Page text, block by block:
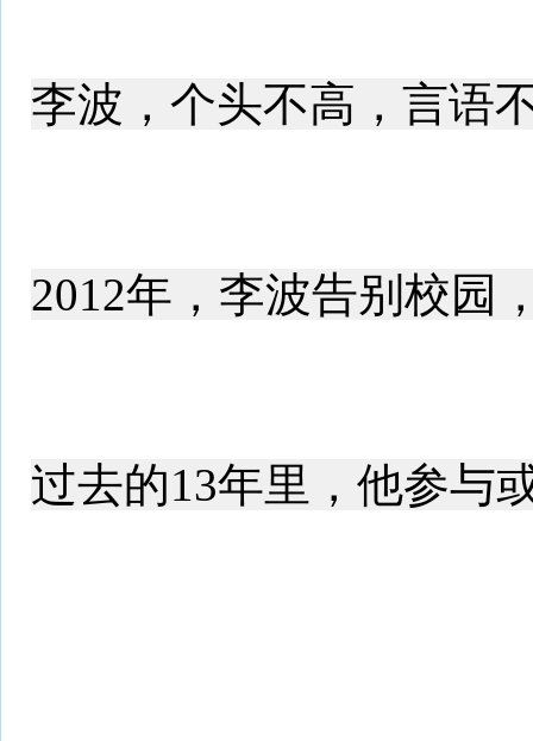
李波，个头不高，言语
2012年，李波告别校园
过去的13年里，他参与